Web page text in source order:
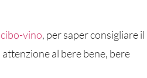
vino, per saper consigliare il
al bere bene, bere